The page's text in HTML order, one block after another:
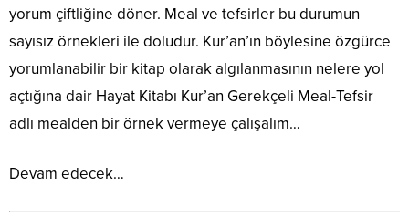
yorum çiftliğine döner. Meal ve tefsirler bu durumun
sayısız örnekleri ile doludur. Kur’an’ın böylesine özgürce
yorumlanabilir bir kitap olarak algılanmasının nelere yol
açtığına dair Hayat Kitabı Kur’an Gerekçeli Meal-Tefsir
adlı mealden bir örnek vermeye çalışalım…
Devam edecek…